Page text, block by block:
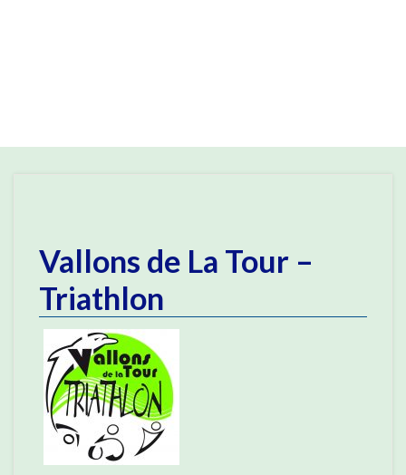
Vallons de La Tour –
Triathlon